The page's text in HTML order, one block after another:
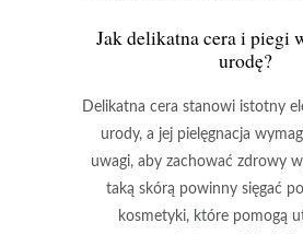
Jak delikatna cera i piegi
urodę?
Delikatna cera stanowi istotny
urody, a jej pielęgnacja
uwagi, aby zachować zdrowy
taką skórą powinny sięgać po
kosmetyki, które pomogą